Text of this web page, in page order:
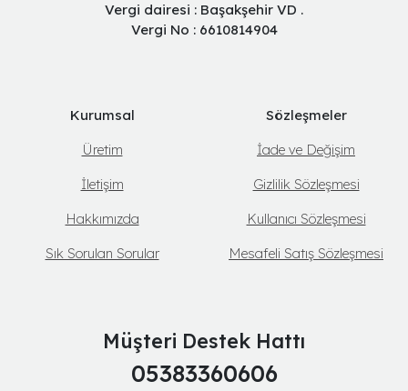
Vergi dairesi : Başakşehir VD .
Vergi No : 6610814904
Kurumsal
Üretim
İletişim
Hakkımızda
Sık Sorulan Sorular
Sözleşmeler
İade ve Değişim
Gizlilik Sözleşmesi
Kullanıcı Sözleşmesi
Mesafeli Satış Sözleşmesi
Müşteri Destek Hattı
05383360606